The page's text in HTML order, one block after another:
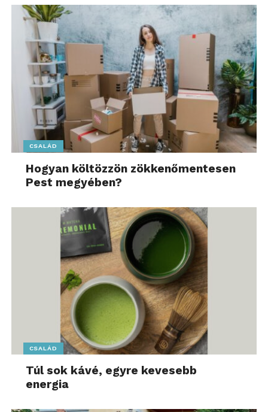
CSALÁD
Hogyan költözzön zökkenőmentesen
Pest megyében?
CSALÁD
Túl sok kávé, egyre kevesebb
energia